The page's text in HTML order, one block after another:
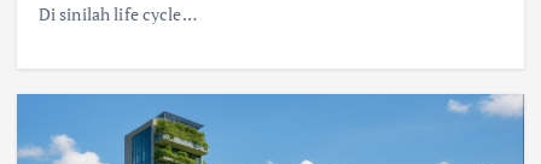
Di sinilah life cycle…